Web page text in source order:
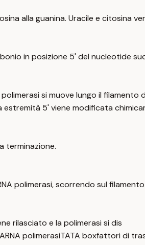
alla guanina. Uracile e citosina
in posizione 5' del nucleotide
si muove lungo il
estremità 5' viene modificata
terminazione.
polimerasi, scorrendo sul
rilasciato e la polimerasi si dis
RNA polimerasiTATA boxfattori di